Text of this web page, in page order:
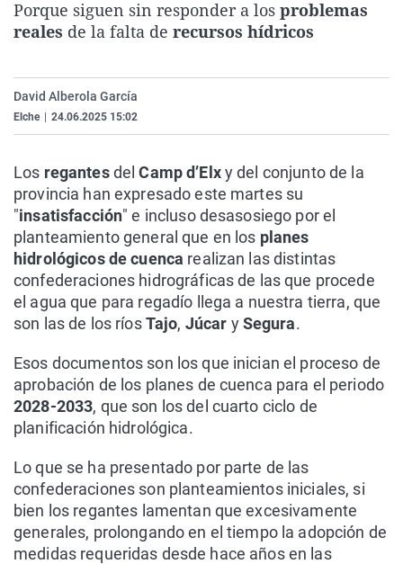
La rosa de los vientos
Como el perro y el
Caso
Equipo de
Extremadura
La Rioja
País Vasco
Virales
Elecciones
Porque siguen sin responder a los problemas
reales de la falta de recursos hídricos
David Alberola García
Elche 24.06.2025 15:02
Los regantesdelCamp d’Elxy del conjunto de la
provincia han expresado este martes su
"insatisfacción" e incluso desasosiego por el
planteamiento general que en los planes
hidrológicos de cuenca realizan las distintas
confederaciones hidrográficas de las que procede
el agua que para regadío llega a nuestra tierra, que
son las de los ríosTajo, Júcar ySegura.
Esos documentos son los que inician el proceso de
aprobación de los planes de cuenca para el periodo
2028-2033, que son los del cuarto ciclo de
planificación hidrológica.
Lo que se ha presentado por parte de las
confederaciones son planteamientos iniciales, si
bien los regantes lamentan que excesivamente
generales, prolongando en el tiempo la adopción de
medidas requeridas desde hace años en las